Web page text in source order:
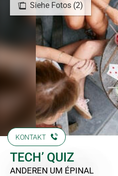
Siehe Fotos (2)
KONTAKT
TECH’ QUIZ
ANDEREN UM ÉPINAL